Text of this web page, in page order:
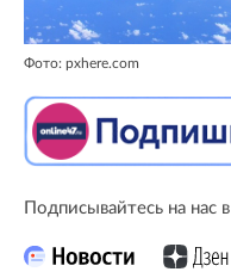
Фото: pxhere.com
Подписывайтесь на нас в